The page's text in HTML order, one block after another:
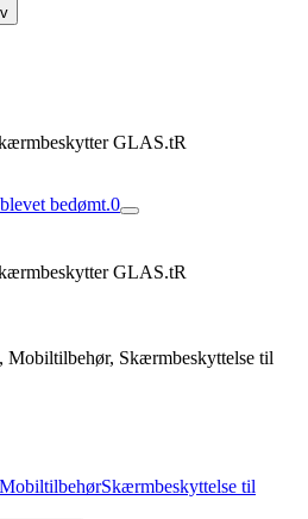
GLAS.tR
bedømt.0
GLAS.tR
Skærmbeskyttelse til
MobiltilbehørSkærmbeskyttelse til